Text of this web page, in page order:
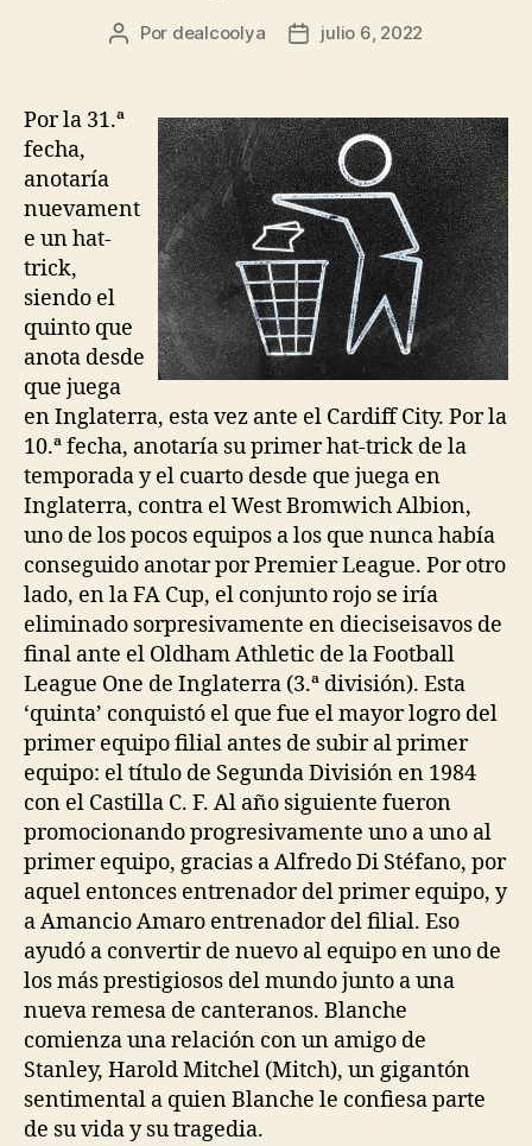
Autor
entrada
Por dealcoolya
Fecha
entrada
julio 6, 2022
Por la 31.ª
fecha,
anotaría
nuevament
e un hat-
trick,
siendo el
quinto que
anota desde
que juega
en Inglaterra, esta vez ante el Cardiff City. Por la
10.ª fecha, anotaría su primer hat-trick de la
temporada y el cuarto desde que juega en
Inglaterra, contra el West Bromwich Albion,
uno de los pocos equipos a los que nunca había
conseguido anotar por Premier League. Por otro
lado, en la FA Cup, el conjunto rojo se iría
eliminado sorpresivamente en dieciseisavos de
final ante el Oldham Athletic de la Football
League One de Inglaterra (3.ª división). Esta
‘quinta’ conquistó el que fue el mayor logro del
primer equipo filial antes de subir al primer
equipo: el título de Segunda División en 1984
con el Castilla C. F. Al año siguiente fueron
promocionando progresivamente uno a uno al
primer equipo, gracias a Alfredo Di Stéfano, por
aquel entonces entrenador del primer equipo, y
a Amancio Amaro entrenador del filial. Eso
ayudó a convertir de nuevo al equipo en uno de
los más prestigiosos del mundo junto a una
nueva remesa de canteranos. Blanche
comienza una relación con un amigo de
Stanley, Harold Mitchel (Mitch), un gigantón
sentimental a quien Blanche le confiesa parte
de su vida y su tragedia.